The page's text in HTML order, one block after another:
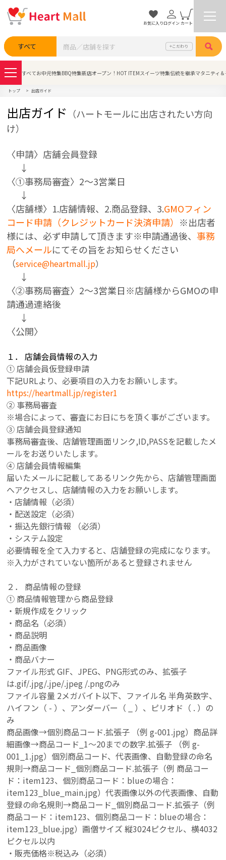
すべて こだわり
お気に入りログイン カート
すべてお中元特集BBQ特集新店オープン！ HOT ITEM スイーツ特集伝統を継承マタニティ
トップ 出店ガイド
出店ガイド
（ハートモールに出店されたい方向
け）
〈申請〉 店舗会員登録
↓
〈①事務局審査〉2～3営業日
↓
〈店舗様〉1.店舗情報、2.商品登録、3.GMOフィン
コード申請（クレジットカード決済申請） ※出店者
様には、必ず申請して頂きます※申請通過後、事務
局へメールにてその旨をお知らせください
（service@heartmall.jp）
↓
〈②事務局審査〉 2～3営業日※店舗様からGMOの申
請通過連絡後
↓
〈公開〉
１． 店舗会員情報の入力
① 店舗会員仮登録申請
下記URLより、必要項目の入力をお願いします。
https://heartmall.jp/register1
② 事務局審査
※場合によって、審査にお日にちを頂く事がございます。
③ 店舗会員登録通知
事務局審査後、店舗管理画面リンク,ID,PASSを記載したメ
ールをお送りいたします。
④ 店舗会員情報編集
届いたメールに記載してあるリンク先から、店舗管理画面
へアクセスし、店舗情報の入力をお願いします。
・店舗情報（必須）
・配送設定（必須）
・振込先銀行情報 （必須）
・システム設定
必要情報を全て入力すると、店舗登録の完成になります。
※入力がされていない箇所があると登録されません
２． 商品情報の登録
① 商品情報管理から商品登録
・新規作成をクリック
・商品名（必須）
・商品説明
・商品画像
・商品バナー
ファイル形式 GIF、JPEG、PNG形式のみ、拡張子
は.gif/.jpg/.jpe/.jpeg /.pngのみ
ファイル容量 2メガバイト以下、ファイル名 半角英数字、
ハイフン（ - ）、アンダーバー（ _ ）、ピリオド（ . ）の
み
商品画像→個別商品コード.拡張子 （例 g-001.jpg） 商品詳
細画像→商品コード_1～20までの数字.拡張子 （例 g-
001_1.jpg） 個別商品コード、代表画像、自動登録の命名
規則→商品コード_個別商品コード.拡張子（例 商品コー
ド：item123、個別商品コード：blueの場合：
item123_blue_main.jpg）代表画像以外の代表画像、自動
登録の命名規則→商品コード_個別商品コード.拡張子（例
商品コード：item123、個別商品コード：blueの場合：
item123_blue.jpg）画僧サイズ 縦3024ピクセル、横4032
ピクセル以内
・販売価格※税込み（必須）